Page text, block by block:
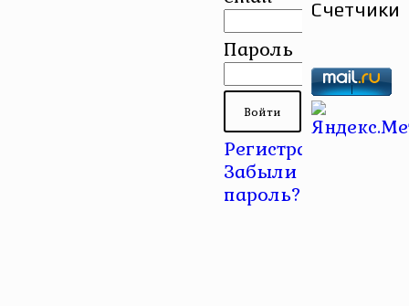
Пароль
Регистрация
Забыли
пароль?
Счетчики